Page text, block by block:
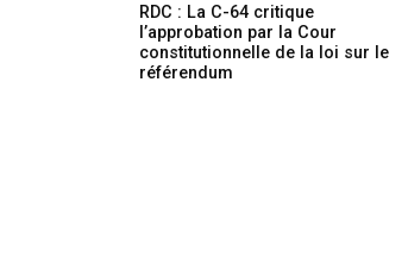
RDC : La C-64 critique
l’approbation par la Cour
constitutionnelle de la loi sur le
référendum